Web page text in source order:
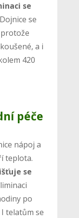
se
se
a i
420
péče
nápoj a
teplota.
se
po
I telatům se